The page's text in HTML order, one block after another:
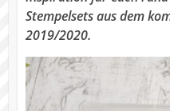
Stempelsets aus dem
2019/2020.